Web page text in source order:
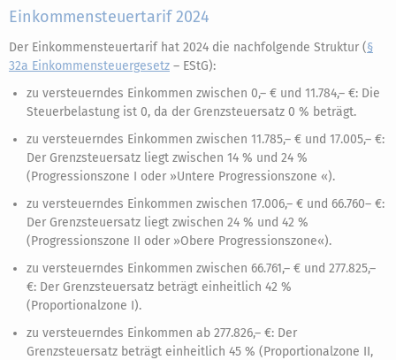
Einkommensteuertarif 2024
Der Einkommensteuertarif hat 2024 die nachfolgende Struktur (§
32a Einkommensteuergesetz – EStG):
zu versteuerndes Einkommen zwischen 0,– € und 11.784,– €: Die
Steuerbelastung ist 0, da der Grenzsteuersatz 0 % beträgt.
zu versteuerndes Einkommen zwischen 11.785,– € und 17.005,– €:
Der Grenzsteuersatz liegt zwischen 14 % und 24 %
(Progressionszone I oder »Untere Progressionszone «).
zu versteuerndes Einkommen zwischen 17.006,– € und 66.760– €:
Der Grenzsteuersatz liegt zwischen 24 % und 42 %
(Progressionszone II oder »Obere Progressionszone«).
zu versteuerndes Einkommen zwischen 66.761,– € und 277.825,–
€: Der Grenzsteuersatz beträgt einheitlich 42 %
(Proportionalzone I).
zu versteuerndes Einkommen ab 277.826,– €: Der
Grenzsteuersatz beträgt einheitlich 45 % (Proportionalzone II,